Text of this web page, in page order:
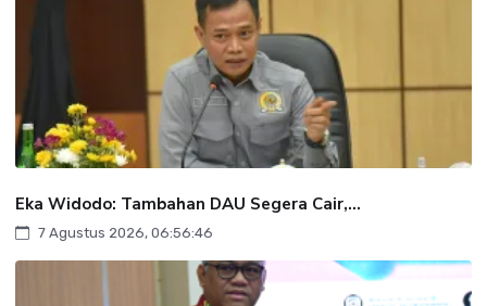
Eka Widodo: Tambahan DAU Segera Cair,...
7 Agustus 2026, 06:56:46